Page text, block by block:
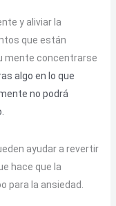
y aliviar la
que están
mente concentrarse
algo en lo que
no podrá
ayudar a revertir
hace que la
para la ansiedad.